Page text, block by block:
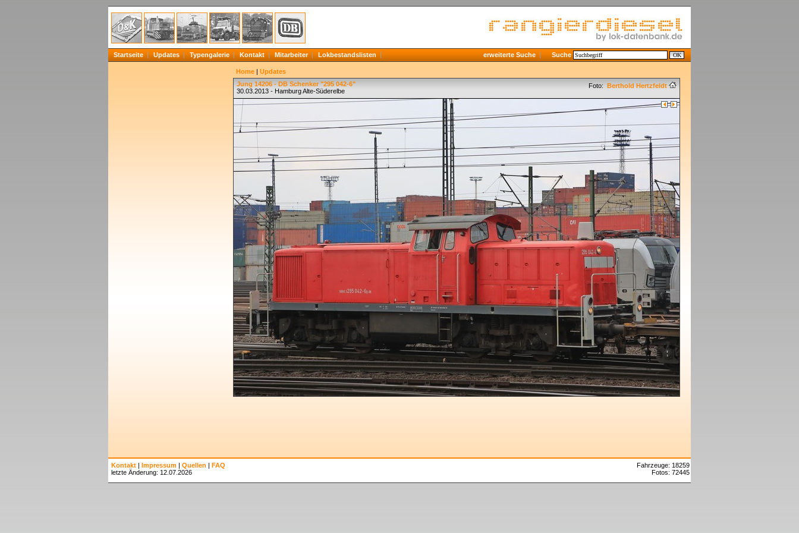
Startseite Updates Typengalerie Kontakt Mitarbeiter Lokbestandslisten erweiterte Suche Suche
Home | Updates
Jung 14206 - DB Schenker "295 042-6"
30.03.2013 - Hamburg Alte-Süderelbe
Foto: Berthold Hertzfeldt
Kontakt | Impressum | Quellen | FAQ
letzte Änderung: 12.07.2026
Fahrzeuge: 18259
Fotos: 72445